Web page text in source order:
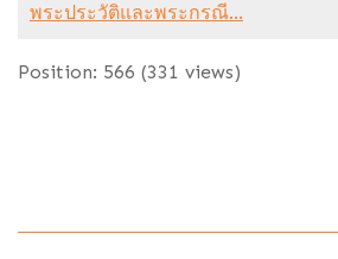
พระประวัติและพระกรณี...
Position: 566 (331 views)